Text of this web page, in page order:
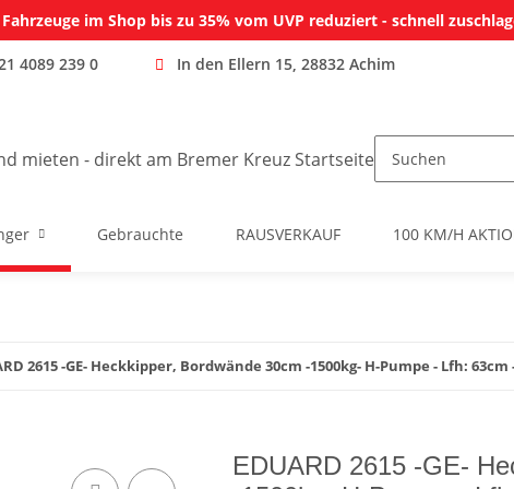
im Shop bis zu 35% vom UVP reduziert - schnell
4089 239 0 In den Ellern 15, 28832 Achim
Gebrauchte RAUSVERKAUF 100 KM/H
2615 -GE- Heckkipper, Bordwände 30cm -1500kg- H-Pumpe - Lfh:
EDUARD 2615 -GE-